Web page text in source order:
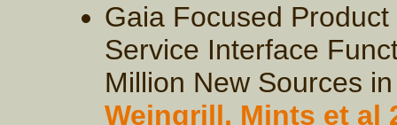
Gaia Focused
Service Interface
Million New Sources
Weingrill, Mints et al